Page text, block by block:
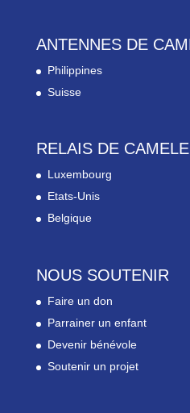
ANTENNES DE
Philippines
Suisse
RELAIS DE
Luxembourg
Etats-Unis
Belgique
NOUS SOUTENIR
Faire un don
Parrainer un enfant
Devenir bénévole
Soutenir un projet